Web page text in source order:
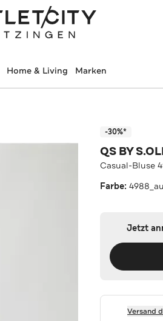
Home & Living Marken
-30%*
QS BY
Casual-Bluse
Farbe:
Jetzt
Versand